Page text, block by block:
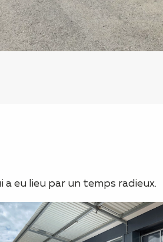
eu lieu par un temps radieux.